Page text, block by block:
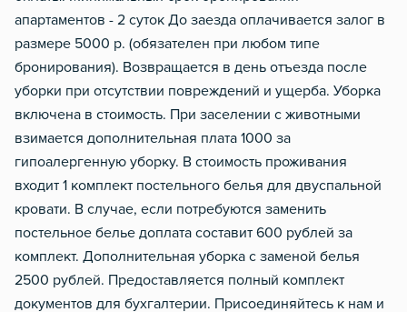
апартаментов - 2 суток До заезда оплачивается залог в
размере 5000 р. (обязателен при любом типе
бронирования). Возвращается в день отъезда после
уборки при отсутствии повреждений и ущерба. Уборка
включена в стоимость. При заселении с животными
взимается дополнительная плата 1000 за
гипоалергенную уборку. В стоимость проживания
входит 1 комплект постельного белья для двуспальной
кровати. В случае, если потребуются заменить
постельное белье доплата составит 600 рублей за
комплект. Дополнительная уборка с заменой белья
2500 рублей. Предоставляется полный комплект
документов для бухгалтерии. Присоединяйтесь к нам и